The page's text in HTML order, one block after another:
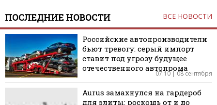
ПОСЛЕДНИЕ НОВОСТИ ВСЕ НОВОСТИ
Российские автопроизводители
бьют тревогу: серый импорт
ставит под угрозу будущее
отечественного автопрома
07:10 | 08 сентября
Aurus замахнулся на гардероб
для элиты: роскошь от и до